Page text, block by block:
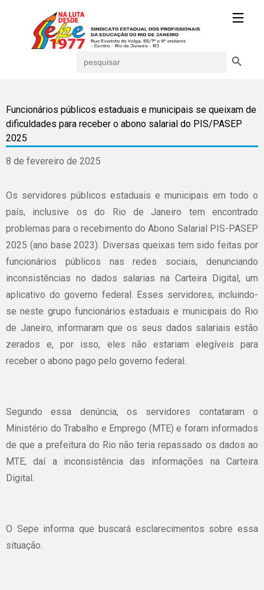
for:
Funcionários públicos estaduais e municipais se queixam de
dificuldades para receber o abono salarial do PIS/PASEP
2025
8 de fevereiro de 2025
Os servidores públicos estaduais e municipais em todo o
país, inclusive os do Rio de Janeiro tem encontrado
problemas para o recebimento do Abono Salarial PIS-PASEP
2025 (ano base 2023). Diversas queixas tem sido feitas por
funcionários públicos nas redes sociais, denunciando
inconsistências no dados salarias na Carteira Digital, um
aplicativo do governo federal. Esses servidores, incluindo-
se neste grupo funcionários estaduais e municipais do Rio
de Janeiro, informaram que os seus dados salariais estão
zerados e, por isso, eles não estariam elegíveis para
receber o abono pago pelo governo federal.
Segundo essa denúncia, os servidores contataram o
Ministério do Trabalho e Emprego (MTE) e foram informados
de que a prefeitura do Rio não teria repassado os dados ao
MTE, daí a inconsistência das informações na Carteira
Digital.
O Sepe informa que buscará esclarecimentos sobre essa
situação.